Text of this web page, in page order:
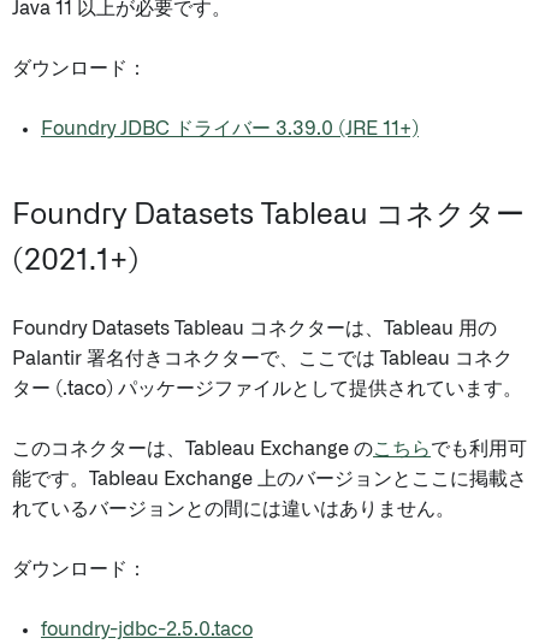
Java 11 以上が必要です。
ダウンロード：
Foundry JDBC ドライバー 3.39.0 (JRE 11+)
Foundry Datasets Tableau コネクター
(2021.1+)
Foundry Datasets Tableau コネクターは、Tableau 用の
Palantir 署名付きコネクターで、ここでは Tableau コネク
ター (.taco) パッケージファイルとして提供されています。
このコネクターは、Tableau Exchange のこちらでも利用可
能です。Tableau Exchange 上のバージョンとここに掲載さ
れているバージョンとの間には違いはありません。
ダウンロード：
foundry-jdbc-2.5.0.taco